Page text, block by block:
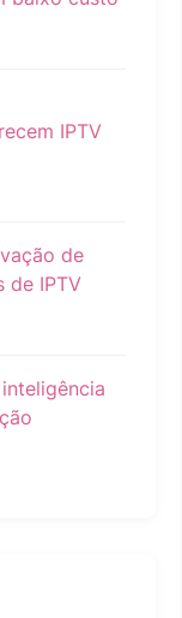
IPTV
de
de IPTV